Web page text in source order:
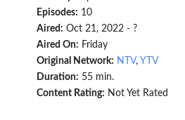
Episodes: 10
Aired: Oct 21, 2022 - ?
Aired On: Friday
Original Network: NTV, YTV
Duration: 55 min.
Content Rating: Not Yet Rated